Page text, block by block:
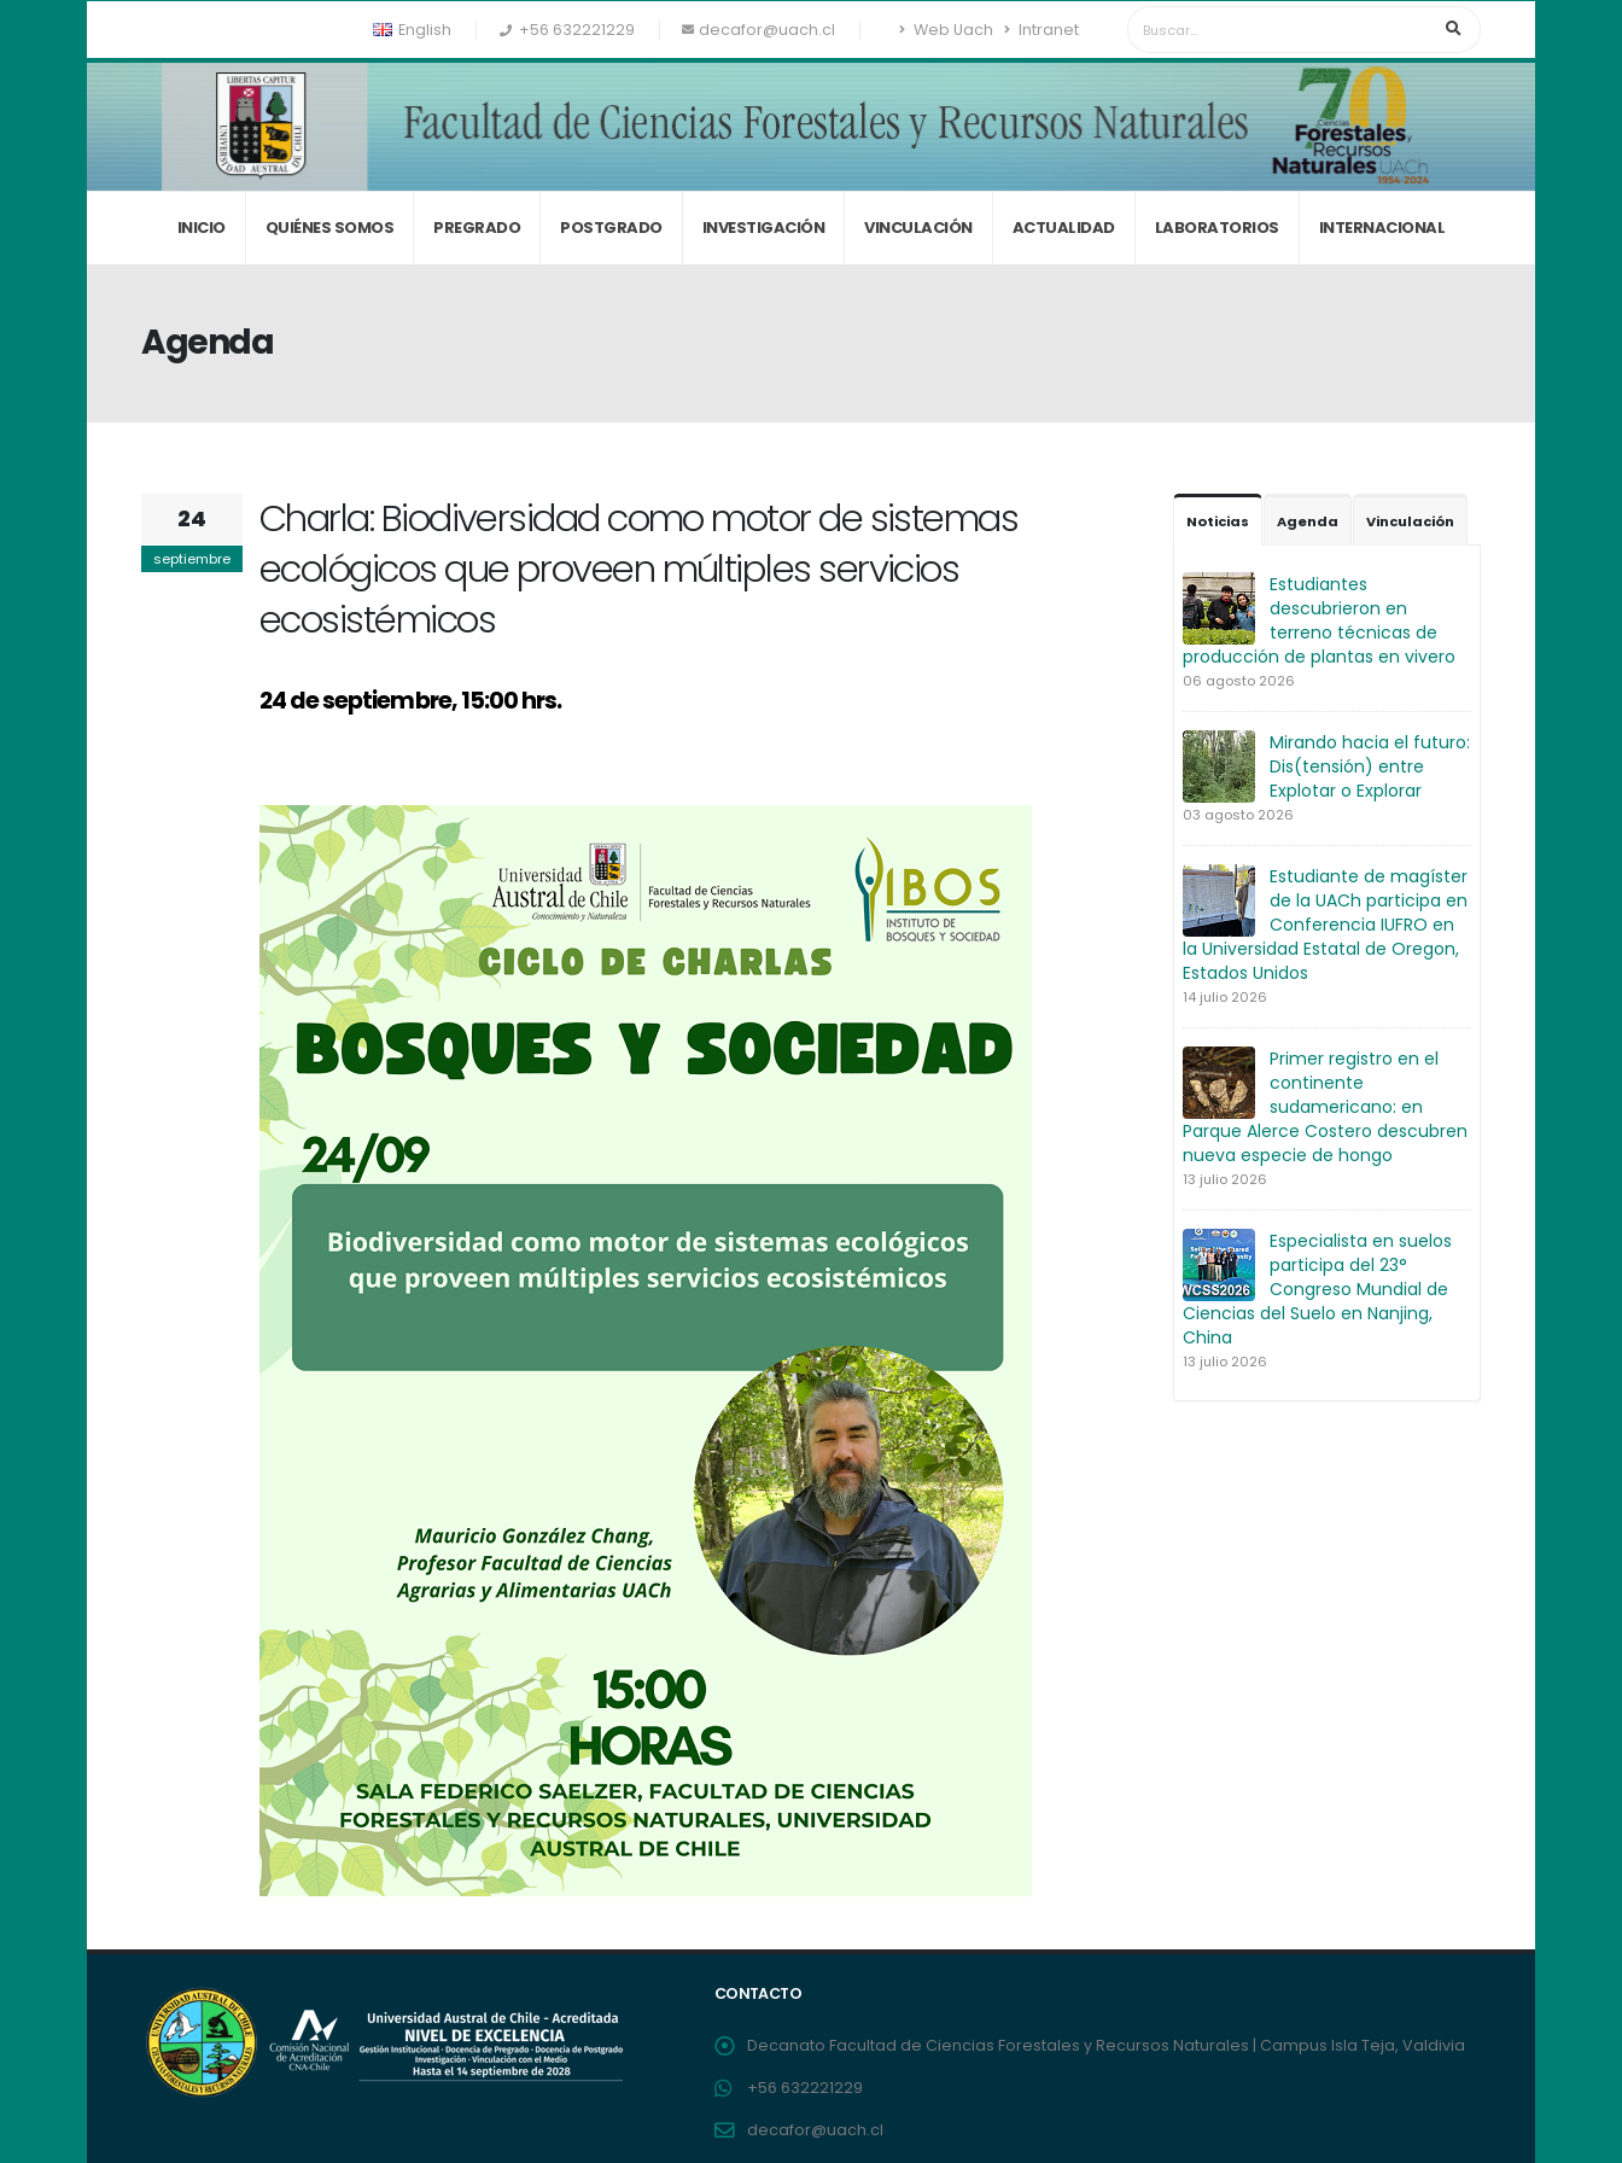
English +56 632221229 decafor@uach.cl Web Uach Intranet
INICIO QUIÉNES SOMOS PREGRADO POSTGRADO INVESTIGACIÓN VINCULACIÓN ACTUALIDAD LABORATORIOS INTERNACIONAL
Agenda
24
septiembre
Charla: Biodiversidad como motor de sistemas
ecológicos que proveen múltiples servicios
ecosistémicos
24 de septiembre, 15:00 hrs.
Noticias Agenda Vinculación
Estudiantes
descubrieron en
terreno técnicas de
producción de plantas en vivero
06 agosto 2026
Mirando hacia el futuro:
Dis(tensión) entre
Explotar o Explorar
03 agosto 2026
Estudiante de magíster
de la UACh participa en
Conferencia IUFRO en
la Universidad Estatal de Oregon,
Estados Unidos
14 julio 2026
Primer registro en el
continente
sudamericano: en
Parque Alerce Costero descubren
nueva especie de hongo
13 julio 2026
Especialista en suelos
participa del 23°
Congreso Mundial de
Ciencias del Suelo en Nanjing,
China
13 julio 2026
CONTACTO
Decanato Facultad de Ciencias Forestales y Recursos Naturales | Campus Isla Teja, Valdivia
+56 632221229
decafor@uach.cl